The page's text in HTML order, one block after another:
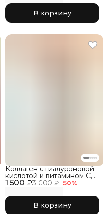
В корзину
1 500 ₽3 000 ₽−50%
Коллаген с гиалуроновой
кислотой и витамином С,
Без ароматизаторов, 300г
В корзину